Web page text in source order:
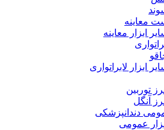
معاینه
ابزار معاینه
ابزار لابراتواری
توربین
آنگل
دندانپزشکی
عمومی